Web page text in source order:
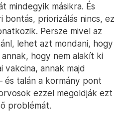
mindegyik másikra. És
bontás, priorizálás nincs, ez
Persze mivel az
lehet azt mondani, hogy
hogy nem alakít ki
vakcina, annak majd
és talán a kormány pont
ezzel megoldják ezt
problémát.